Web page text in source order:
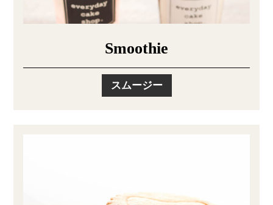
Smoothie
スムージー